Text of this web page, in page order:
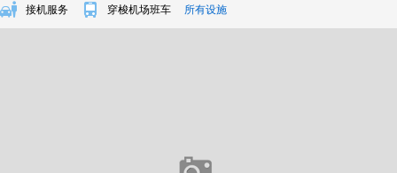
接机服务 穿梭机场班车 所有设施